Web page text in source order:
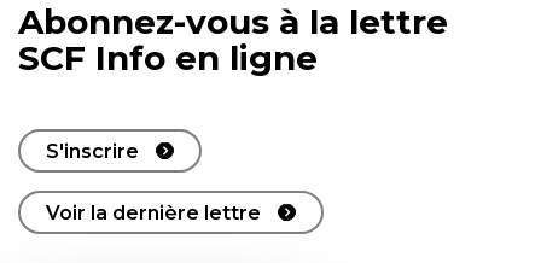
Abonnez-vous à la lettre
SCF Info en ligne
S'inscrire
Voir la dernière lettre